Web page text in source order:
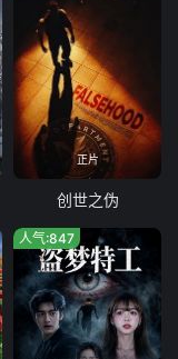
正片
创世之伪
人气:847